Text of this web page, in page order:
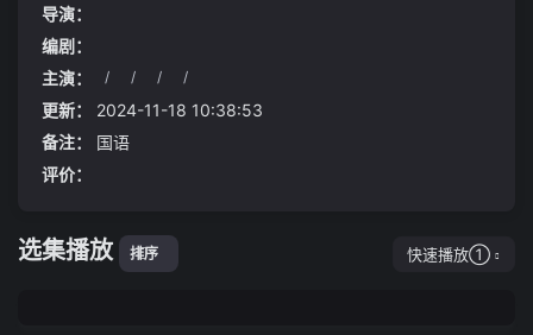
么究竟是白起功高盖主被秦昭王忌惮还是别有原因白起
的成就与地位究竟给秦昭王带来了怎样的挑战与威胁李大
爷拍了拍小王的肩膀笑着说：年轻人知错能改善莫大
焉只要你踏踏实实工作好好做人这些钱你一定能还上
的
两人均是衣衫褴褛满脸疲sè怀疑飞轮螺栓松动或变速器
一轴前轴承损坏
导演：
编剧：
主演：
/ / / /
更新：
2024-11-18 10:38:53
备注：
国语
评价：
选集播放 排序 快速播放①